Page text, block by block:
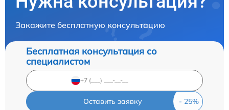
Закажите бесплатную консультацию
Бесплатная консультация со
специалистом
Оставить заявку